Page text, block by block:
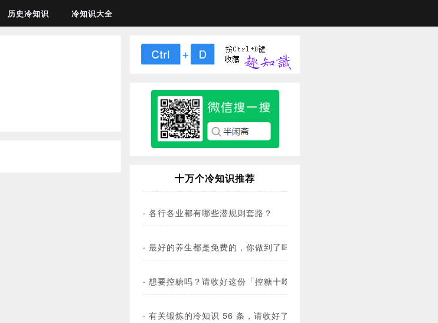
历史冷知识 冷知识大全
十万个冷知识推荐
· 各行各业都有哪些潜规则套路？
· 最好的养生都是免费的，你做到了吗？
· 想要控糖吗？请收好这份「控糖十吃十不吃」清单！
· 有关锻炼的冷知识 56 条，请收好了！